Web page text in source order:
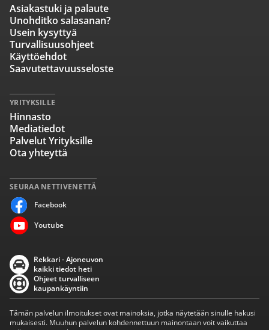
SEURAA NETTIVENETTÄ
Facebook
Youtube
Asiakastuki ja palaute
Unohditko salasanan?
Usein kysyttyä
Turvallisuusohjeet
Käyttöehdot
Saavutettavuusseloste
YRITYKSILLE
Hinnasto
Mediatiedot
Palvelut Yrityksille
Ota yhteyttä
Rekkari - Ajoneuvon
kaikki tiedot heti
Ohjeet turvalliseen
kaupankäyntiin
Tämän palvelun ilmoitukset ovat mainoksia, jotka näytetään sinulle hakusi
mukaisesti. Muuhun palvelun kohdennettuun mainontaan voit vaikuttaa